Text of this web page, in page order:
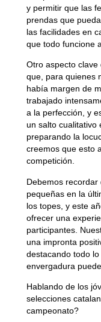
y permitir que las
prendas que
las facilidades en
que todo funcione
Otro aspecto
que, para quienes
había margen de
trabajado
a la perfección, y
un salto cualitativo
preparando la
creemos que esto
competición.
Debemos
pequeñas en la
los topes, y este
ofrecer una
participantes.
una impronta
destacando todo
envergadura
Hablando de los
selecciones
campeonato?